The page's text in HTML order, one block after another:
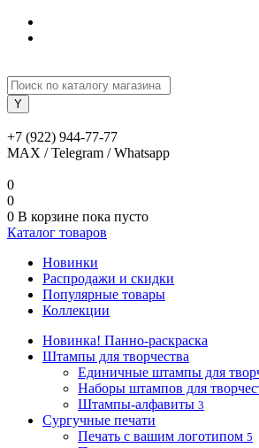
+7 (922) 944-77-77
MAX / Telegram / Whatsapp
0
0
0 В корзине пока пусто
Каталог товаров
Новинки
Распродажи и скидки
Популярные товары
Коллекции
Новинка! Панно-раскраска
Штампы для творчества
Единичные штампы для
Наборы штампов для
Штампы-алфавиты 3
Сургучные печати
Печать с вашим логотипом 5